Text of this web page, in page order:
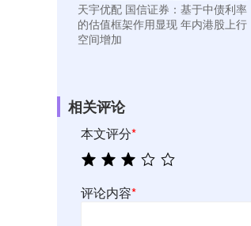
天宇优配 国信证券：基于中债利率
的估值框架作用显现 年内港股上行
空间增加
相关评论
本文评分*
评论内容*